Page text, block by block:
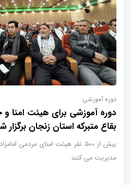
دوره آموزشی
دوره آموزشی برای هیئت امنا و
بقاع متبرکه استان زنجان برگزار
بیش از ۵۰۰ نفر هیئت امنای مردمی
مدیریت می کنند